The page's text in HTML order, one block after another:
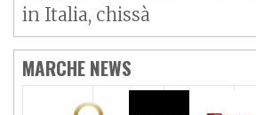
in Italia, chissà
MARCHE NEWS